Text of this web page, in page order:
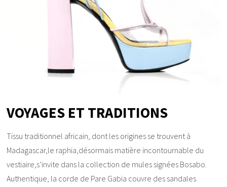
VOYAGES ET TRADITIONS
Tissu traditionnel africain, dont les origines se trouvent à
Madagascar,le raphia,désormais matière incontournable du
vestiaire,s’invite dans la collection de mules signées Bosabo.
Authentique, la corde de Pare Gabia couvre des sandales